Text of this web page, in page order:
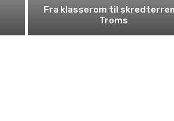
Fra klasserom til
Troms